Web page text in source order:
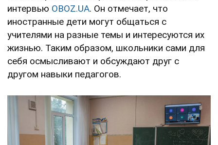
интервью OBOZ.UA. Он отмечает, что
иностранные дети могут общаться с
учителями на разные темы и интересуются их
жизнью. Таким образом, школьники сами для
себя осмысливают и обсуждают друг с
другом навыки педагогов.